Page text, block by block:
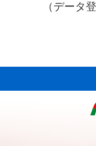
（データ